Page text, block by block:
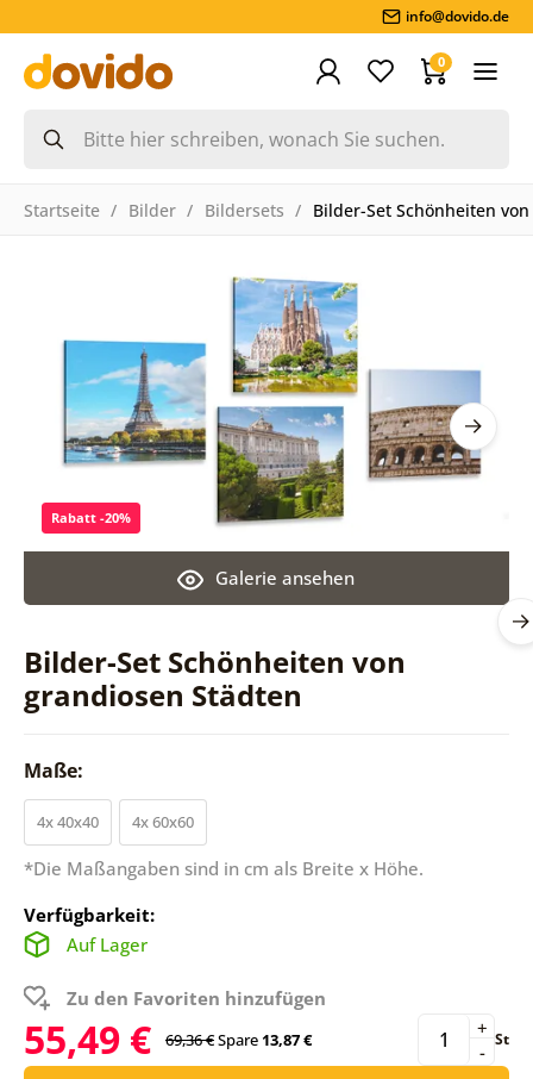
info@dovido.de
0
Startseite Bilder Bildersets Bilder-Set Schönheiten
Bilder-Set Schönheiten von
grandiosen Städten
Galerie ansehen
Rabatt -20%
Maße:
4x 40x40 4x 60x60
*Die Maßangaben sind in cm als Breite x Höhe.
Verfügbarkeit:
Auf Lager
Zu den Favoriten hinzufügen
55,49 € 69,36 €Spare13,87 € -
+ St